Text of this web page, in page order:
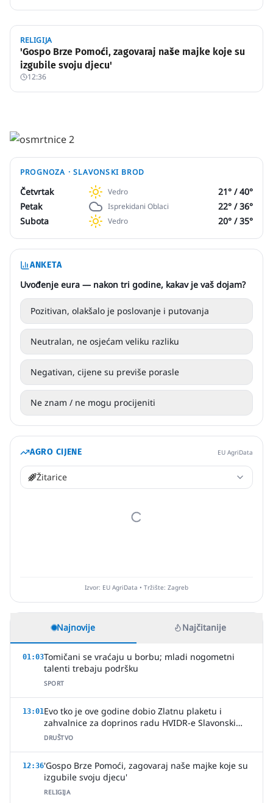
RELIGIJA
'Gospo Brze Pomoći, zagovaraj naše majke koje su
izgubile svoju djecu'
12:36
PROGNOZA ·SLAVONSKI BROD
Četvrtak Vedro 21° /40°
Petak
Isprekidani Oblaci 22° /36°
Subota
Vedro 20° /35°
ANKETA
Uvođenje eura — nakon tri godine, kakav je vaš dojam?
Pozitivan, olakšalo je poslovanje i putovanja
Neutralan, ne osjećam veliku razliku
Negativan, cijene su previše porasle
Ne znam / ne mogu procijeniti
AGRO CIJENE EU AgriData
Žitarice
Izvor: EU AgriData • Tržište: Zagreb
Najnovije Najčitanije
01:03Tomičani se vraćaju u borbu; mladi nogometni
talenti trebaju podršku
SPORT
13:01Evo tko je ove godine dobio Zlatnu plaketu i
zahvalnice za doprinos radu HVIDR-e Slavonski
Brod
DRUŠTVO
12:36'Gospo Brze Pomoći, zagovaraj naše majke koje su
izgubile svoju djecu'
RELIGIJA